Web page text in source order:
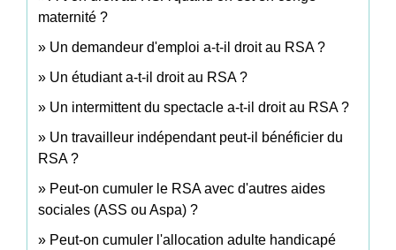
maternité ?
Un demandeur d'emploi a-t-il droit au RSA ?
Un étudiant a-t-il droit au RSA ?
Un intermittent du spectacle a-t-il droit au RSA ?
Un travailleur indépendant peut-il bénéficier du
RSA ?
Peut-on cumuler le RSA avec d'autres aides
sociales (ASS ou Aspa) ?
Peut-on cumuler l'allocation adulte handicapé